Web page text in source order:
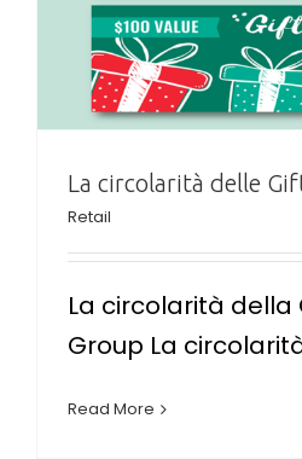
La circolarità delle
Retail
La circolarità della
Group La
Read More